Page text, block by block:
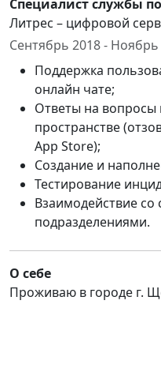
Специалист службы
Литрес – цифровой
Сентябрь 2018 - Ноябрь
Поддержка
онлайн чате;
Ответы на вопросы
пространстве
App Store);
Создание и
Тестирование
Взаимодействие
подразделениями.
О себе
Проживаю в городе г.